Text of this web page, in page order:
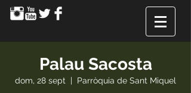
Palau Sacosta
dom, 28 sept
  |
Parròquia de Sant Miquel